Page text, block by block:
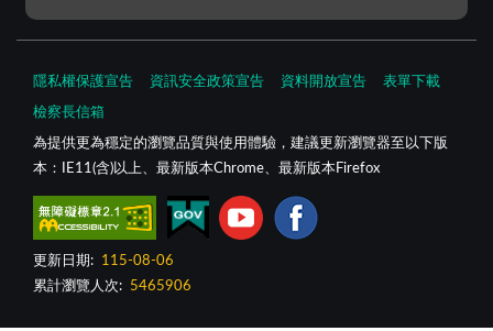
隱私權保護宣告 資訊安全政策宣告 資料開放宣告 表單下載
檢察長信箱
為提供更為穩定的瀏覽品質與使用體驗，建議更新瀏覽器至以下版
本：IE11(含)以上、最新版本Chrome、最新版本Firefox
更新日期:
115-08-06
累計瀏覽人次:
5465906